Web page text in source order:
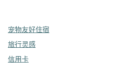
宠物友好住宿
旅行灵感
信用卡